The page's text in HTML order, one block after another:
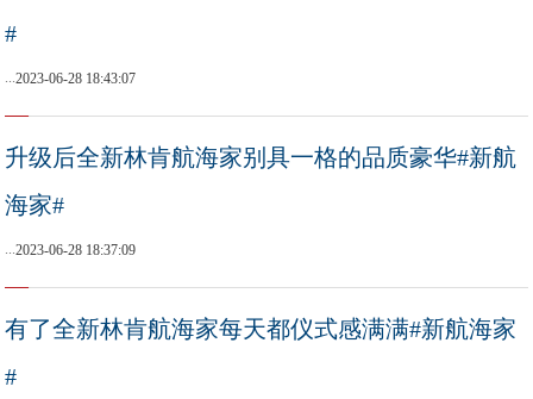
#
...2023-06-28 18:43:07
升级后全新林肯航海家别具一格的品质豪华#新航
海家#
...2023-06-28 18:37:09
有了全新林肯航海家每天都仪式感满满#新航海家
#